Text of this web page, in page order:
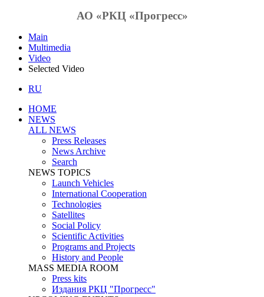
АО «РКЦ «Прогресс»
Main
Multimedia
Video
Selected Video
RU
HOME
NEWS
ALL NEWS
Press Releases
News Archive
Search
NEWS TOPICS
Launch Vehicles
International Cooperation
Technologies
Satellites
Social Policy
Scientific Activities
Programs and Projects
History and People
MASS MEDIA ROOM
Press kits
Издания РКЦ "Прогресс"